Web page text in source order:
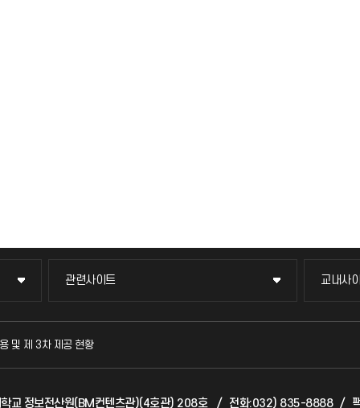
관련사이트
관련사이트
국방헬프콜
교내사
교내사
교수회
및 제 3차 제공 현황
교 정보전산원(BM컨텐츠관)(4호관) 208호 / 전화:032) 835-8888 /